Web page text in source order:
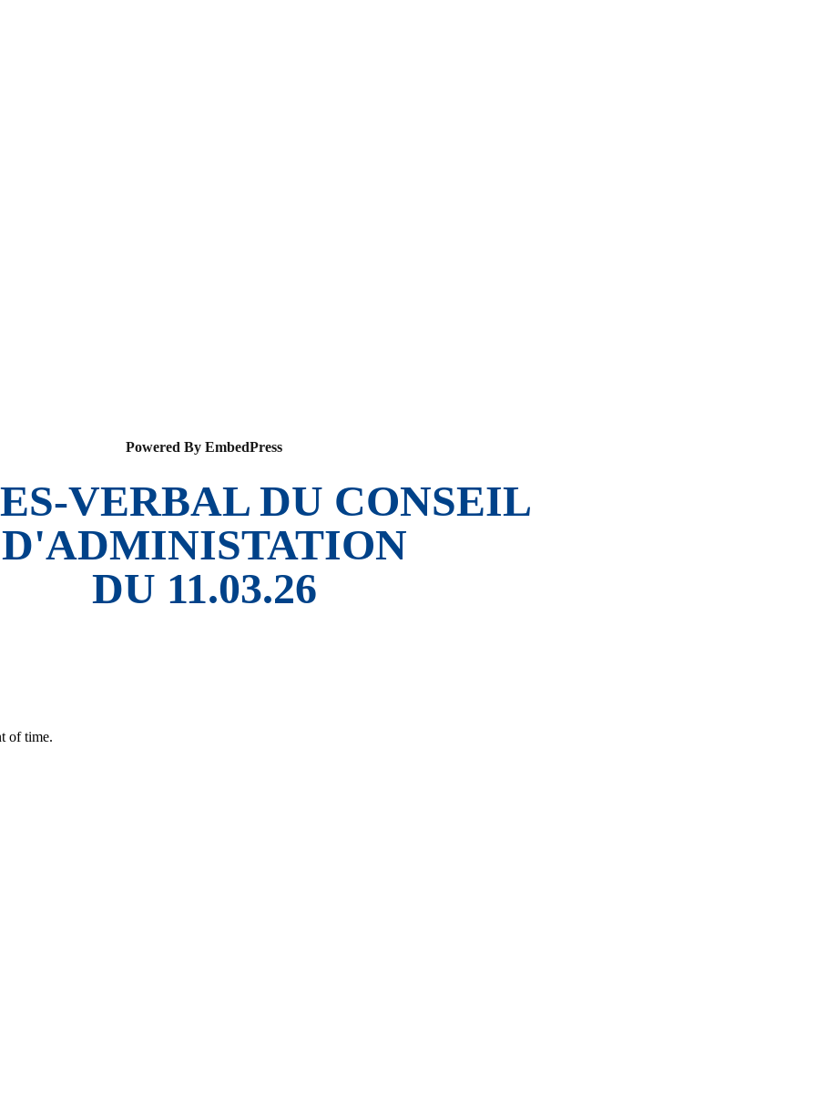
Powered By EmbedPress
VERBAL DU CONSEIL
D'ADMINISTATION
DU 11.03.26